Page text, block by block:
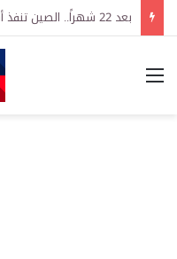
القائمة